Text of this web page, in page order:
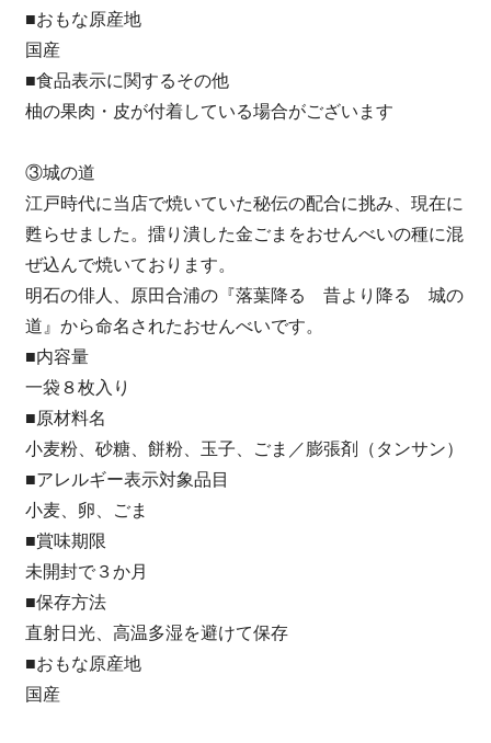
■おもな原産地
国産
■食品表示に関するその他
柚の果肉・皮が付着している場合がございます
③城の道
江戸時代に当店で焼いていた秘伝の配合に挑み、現在に
甦らせました。擂り潰した金ごまをおせんべいの種に混
ぜ込んで焼いております。
明石の俳人、原田合浦の『落葉降る 昔より降る 城の
道』から命名されたおせんべいです。
■内容量
一袋８枚入り
■原材料名
小麦粉、砂糖、餅粉、玉子、ごま／膨張剤（タンサン）
■アレルギー表示対象品目
小麦、卵、ごま
■賞味期限
未開封で３か月
■保存方法
直射日光、高温多湿を避けて保存
■おもな原産地
国産